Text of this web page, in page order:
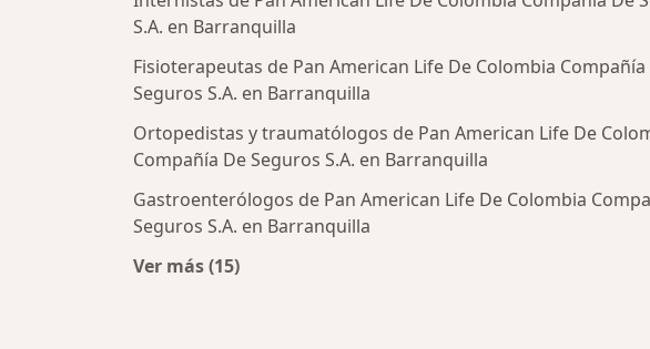
S.A. en Barranquilla
Fisioterapeutas de Pan American Life De Colombia Compañía
Seguros S.A. en Barranquilla
Ortopedistas y traumatólogos de Pan American Life De
Compañía De Seguros S.A. en Barranquilla
Gastroenterólogos de Pan American Life De Colombia
Seguros S.A. en Barranquilla
Ver más (15)